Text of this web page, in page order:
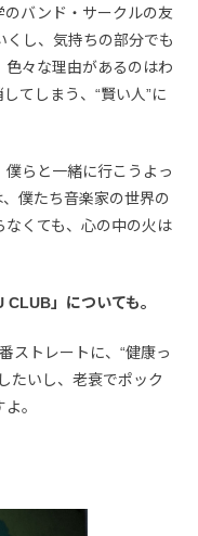
のバンド・サークルの友
くし、気持ちの部分でも
色々な理由があるのはわ
てしまう、“賢い人”に
僕らと一緒に行こうよっ
僕たち音楽家の世界の
なくても、心の中の火は
」についても。
ストレートに、“健康っ
たいし、老衰でポック
。